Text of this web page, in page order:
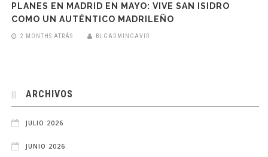
PLANES EN MADRID EN MAYO: VIVE SAN ISIDRO
COMO UN AUTÉNTICO MADRILEÑO
2 MONTHS ATRÁS BLGADMINGAVIR
ARCHIVOS
JULIO 2026
JUNIO 2026